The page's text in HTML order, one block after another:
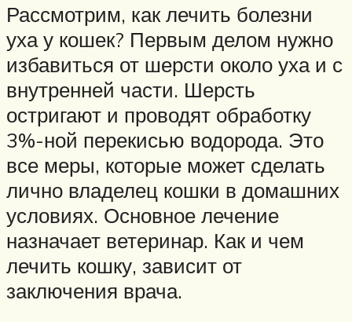
Рассмотрим, как лечить болезни
уха у кошек? Первым делом нужно
избавиться от шерсти около уха и с
внутренней части. Шерсть
остригают и проводят обработку
3%-ной перекисью водорода. Это
все меры, которые может сделать
лично владелец кошки в домашних
условиях. Основное лечение
назначает ветеринар. Как и чем
лечить кошку, зависит от
заключения врача.